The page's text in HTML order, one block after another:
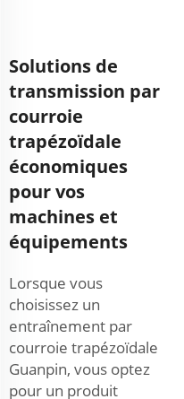
Solutions de
transmission par
courroie
trapézoïdale
économiques
pour vos
machines et
équipements
Lorsque vous
choisissez un
entraînement par
courroie trapézoïdale
Guanpin, vous optez
pour un produit